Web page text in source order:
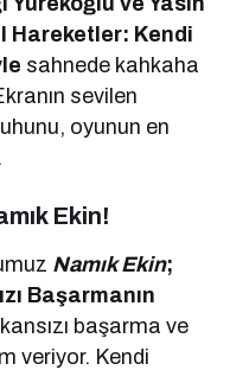
Hareketler: Kendi
sahnede kahkaha
sevilen
oyunun en
Ekin!
Namık Ekin;
Başarmanın
başarma ve
veriyor. Kendi